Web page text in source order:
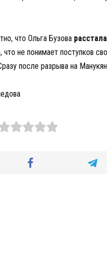
что Ольга Бузова
что не понимает поступков
после разрыва на